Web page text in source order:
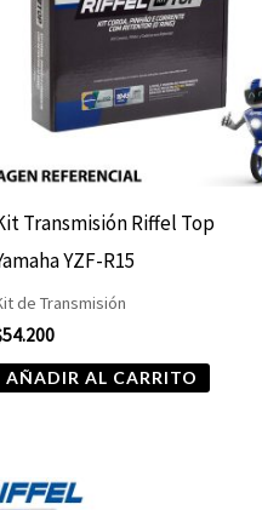
Transmisión Riffel Top
YZF-R15
de Transmisión
54.200
AÑADIR AL CARRITO